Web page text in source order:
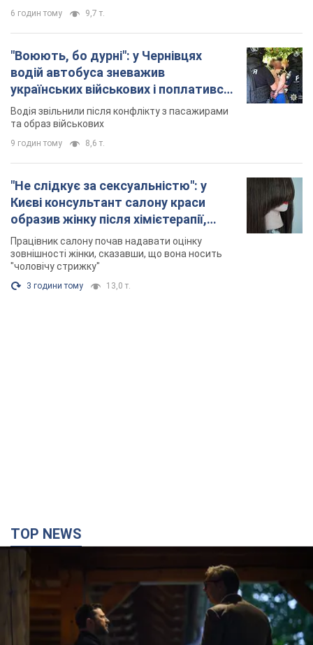
6 годин тому 9,7 т.
"Воюють, бо дурні": у Чернівцях
водій автобуса зневажив
українських військових і поплатився.
Відео
Водія звільнили після конфлікту з пасажирами
та образ військових
9 годин тому 8,6 т.
"Не слідкує за сексуальністю": у
Києві консультант салону краси
образив жінку після хімієтерапії,
розгорівся скандал. Фото
Працівник салону почав надавати оцінку
зовнішності жінки, сказавши, що вона носить
"чоловічу стрижку"
3 години тому 13,0 т.
TOP NEWS